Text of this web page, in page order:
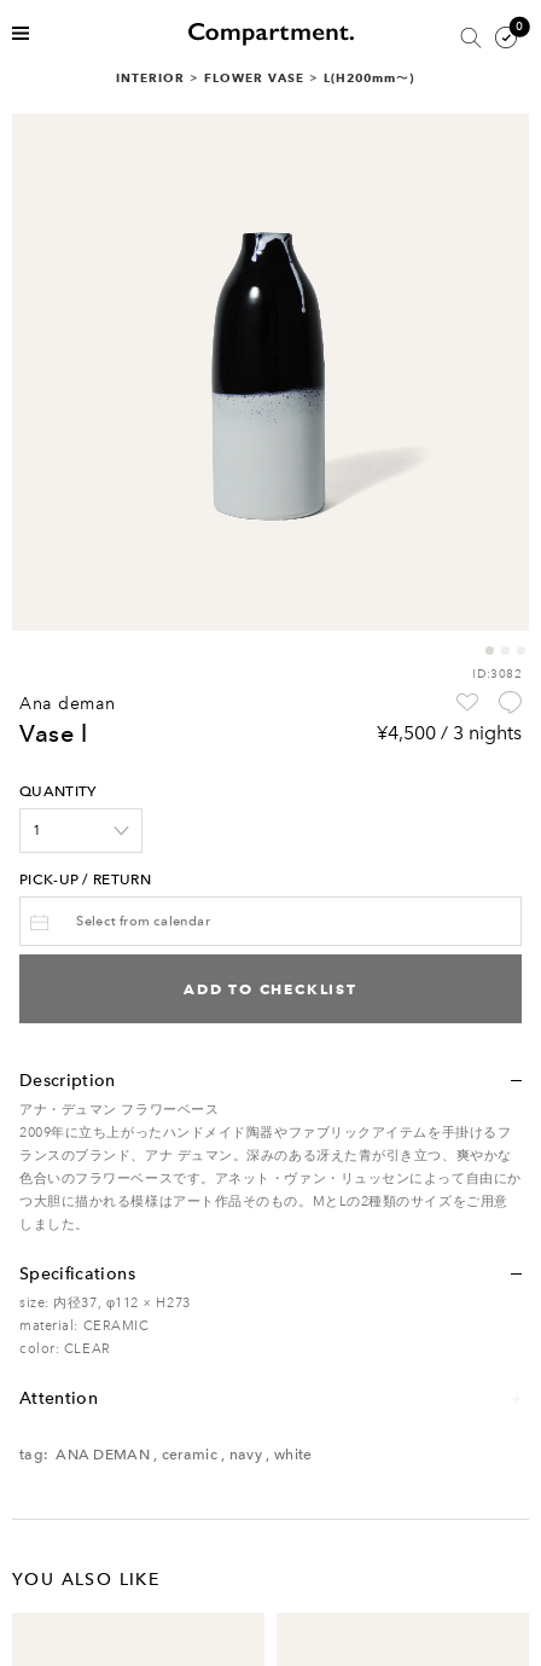
0
INTERIOR > FLOWER VASE > L(H200mm〜)
ID:3082
ana deman
vase l ¥4,500 / 3 nights
QUANTITY
PICK-UP / RETURN
ADD TO CHECKLIST
Description
アナ・デュマン フラワーベース
2009年に立ち上がったハンドメイド陶器やファブリックアイテムを手掛けるフ
ランスのブランド、アナ デュマン。深みのある冴えた青が引き立つ、爽やかな
色合いのフラワーベースです。アネット・ヴァン・リュッセンによって自由にか
つ大胆に描かれる模様はアート作品そのもの。MとLの2種類のサイズをご用意
しました。
Specifications
size: 内径37, φ112 × H273
material: CERAMIC
color: CLEAR
Attention
ださい。
tag: ANA DEMAN, ceramic, navy , white
YOU ALSO LIKE